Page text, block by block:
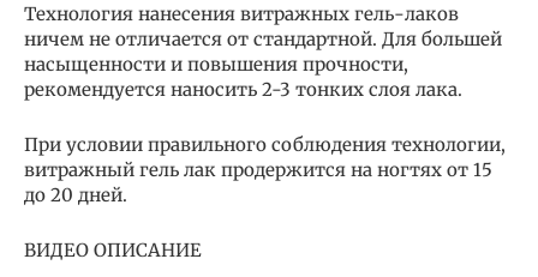
Технология нанесения витражных гель-лаков
ничем не отличается от стандартной. Для большей
насыщенности и повышения прочности,
рекомендуется наносить 2-3 тонких слоя лака.
При условии правильного соблюдения технологии,
витражный гель лак продержится на ногтях от 15
до 20 дней.
ВИДЕО ОПИСАНИЕ